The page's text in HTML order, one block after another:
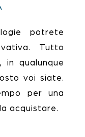
potrete
Tutto
in qualunque
voi siate.
per una
acquistare.